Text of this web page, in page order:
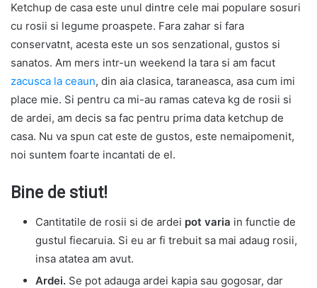
Ketchup de casa este unul dintre cele mai populare sosuri
cu rosii si legume proaspete. Fara zahar si fara
conservatnt, acesta este un sos senzational, gustos si
sanatos. Am mers intr-un weekend la tara si am facut
zacusca la ceaun, din aia clasica, taraneasca, asa cum imi
place mie. Si pentru ca mi-au ramas cateva kg de rosii si
de ardei, am decis sa fac pentru prima data ketchup de
casa. Nu va spun cat este de gustos, este nemaipomenit,
noi suntem foarte incantati de el.
Bine de stiut!
Cantitatile de rosii si de ardei pot varia in functie de
gustul fiecaruia. Si eu ar fi trebuit sa mai adaug rosii,
insa atatea am avut.
Ardei. Se pot adauga ardei kapia sau gogosar, dar